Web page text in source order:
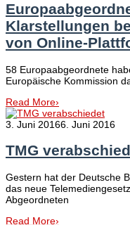
Klarstellungen
von Online-
58 Europaabgeordnete
Europäische Kommission
Read More›
3. Juni 20166. Juni 2016
TMG
Gestern hat der Deutsche
das neue
Abgeordneten
Read More›